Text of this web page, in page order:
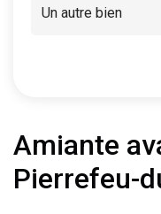
Un autre bien
Amiante
Pierrefeu-